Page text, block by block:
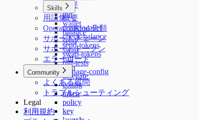
概要
init
wallet
balance
send
swap
call
sign
delegate
config
token
policy
key
Skills
概要
create-wallet
check-balance
send-tokens
swap-tokens
run-tests
manage-config
用語集
OperationKind 分類
サポートチェーン
サポートトークン
エラーコード
Community
よくある質問
トラブルシューティング
Legal
利用規約